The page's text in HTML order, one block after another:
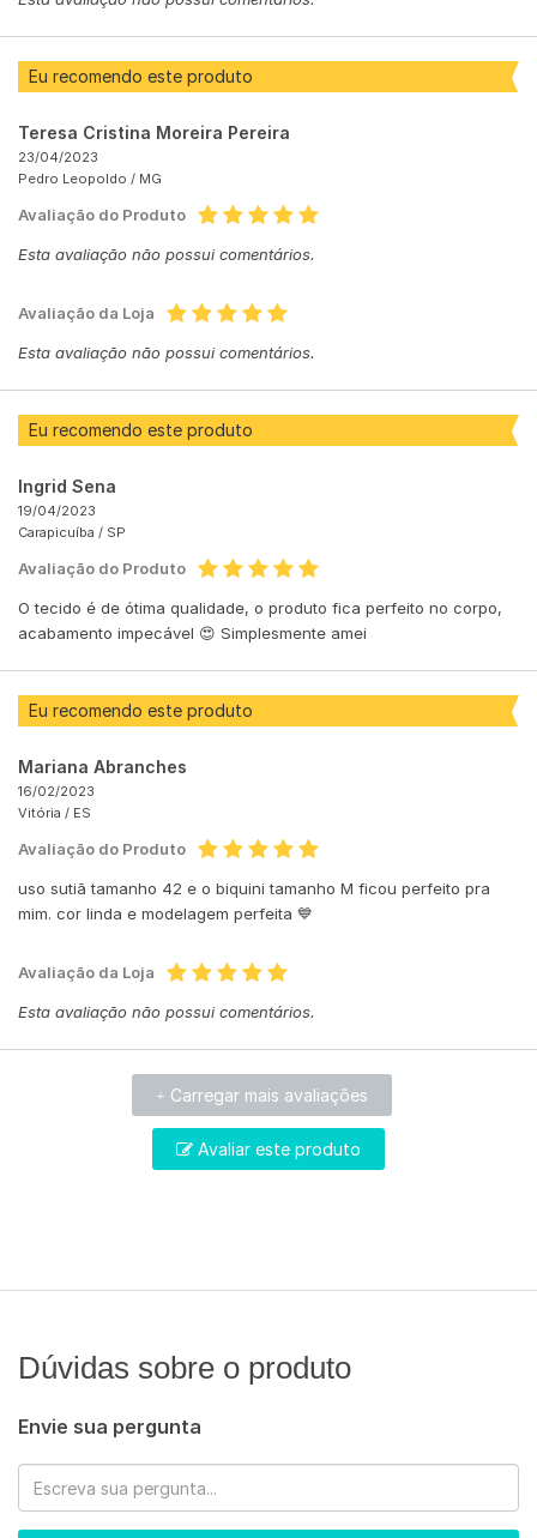
Eu recomendo este produto
Teresa Cristina Moreira Pereira
23/04/2023
Pedro Leopoldo / MG
Avaliação do Produto
Esta avaliação não possui comentários.
Avaliação da Loja
Esta avaliação não possui comentários.
Eu recomendo este produto
Ingrid Sena
19/04/2023
Carapicuíba / SP
Avaliação do Produto
O tecido é de ótima qualidade, o produto fica perfeito no corpo,
acabamento impecável 😍 Simplesmente amei
Eu recomendo este produto
Mariana Abranches
16/02/2023
Vitória / ES
Avaliação do Produto
uso sutiã tamanho 42 e o biquini tamanho M ficou perfeito pra
mim. cor linda e modelagem perfeita 💙
Avaliação da Loja
Esta avaliação não possui comentários.
+ Carregar mais avaliações
Avaliar este produto
Dúvidas sobre o produto
Envie sua pergunta